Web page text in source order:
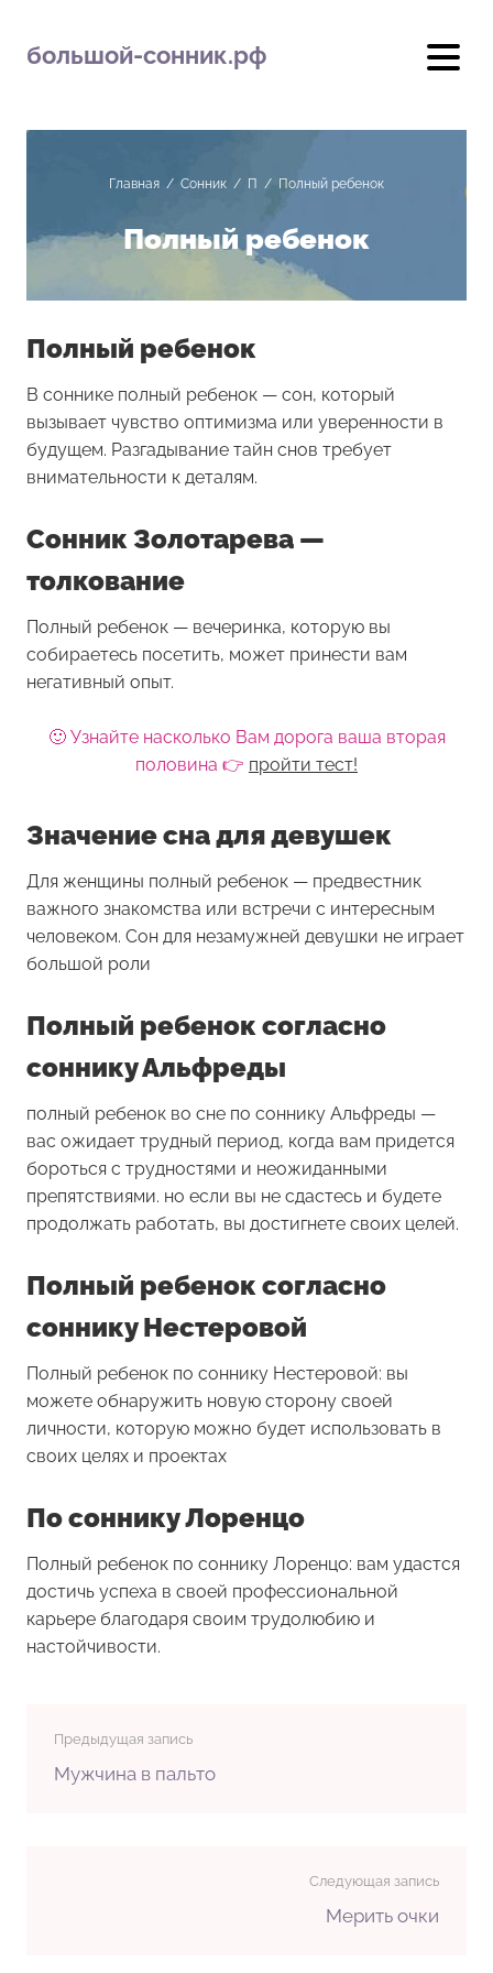
большой-сонник.рф
Главная / Сонник / П / Полный ребенок
Полный ребенок
Полный ребенок
В соннике полный ребенок — сон, который
вызывает чувство оптимизма или уверенности в
будущем. Разгадывание тайн снов требует
внимательности к деталям.
Сонник Золотарева —
толкование
Полный ребенок — вечеринка, которую вы
собираетесь посетить, может принести вам
негативный опыт.
🙂 Узнайте насколько Вам дорога ваша вторая
половина 👉 пройти тест!
Значение сна для девушек
Для женщины полный ребенок — предвестник
важного знакомства или встречи с интересным
человеком. Сон для незамужней девушки не играет
большой роли
Полный ребенок согласно
соннику Альфреды
полный ребенок во сне по соннику Альфреды —
вас ожидает трудный период, когда вам придется
бороться с трудностями и неожиданными
препятствиями. но если вы не сдастесь и будете
продолжать работать, вы достигнете своих целей.
Полный ребенок согласно
соннику Нестеровой
Полный ребенок по соннику Нестеровой: вы
можете обнаружить новую сторону своей
личности, которую можно будет использовать в
своих целях и проектах
По соннику Лоренцо
Полный ребенок по соннику Лоренцо: вам удастся
достичь успеха в своей профессиональной
карьере благодаря своим трудолюбию и
настойчивости.
Предыдущая запись
Мужчина в пальто
Следующая запись
Мерить очки